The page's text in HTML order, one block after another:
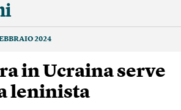
2024
in Ucraina serve
leninista